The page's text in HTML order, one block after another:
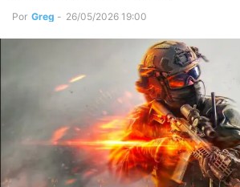
Por Greg - 26/05/2026 19:00